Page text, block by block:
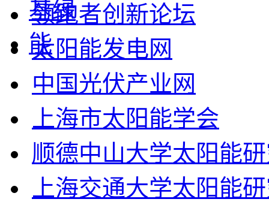
领跑者创新论坛
太阳能发电网
中国光伏产业网
上海市太阳能学会
顺德中山大学太阳能
上海交通大学太阳能